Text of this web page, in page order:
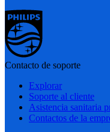
Contacto de soporte
Explorar
Soporte al cliente
Asistencia sanitaria
Contactos de la